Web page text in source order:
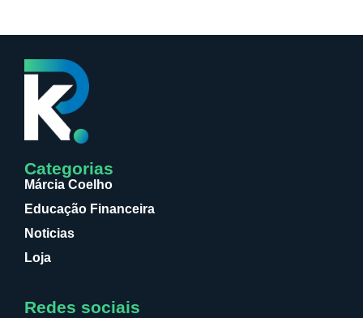
Categorias
Márcia Coelho
Educação Financeira
Noticias
Loja
Redes sociais